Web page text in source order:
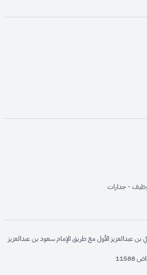
opens in
opens in
opens in
opens in new
opens in
opens in
opens in
opens in
opens in
opens in new
- جداراتopens in new window
بن عبدالعزيز الأول مع طريق الإمام سعود بن عبدالعزيز